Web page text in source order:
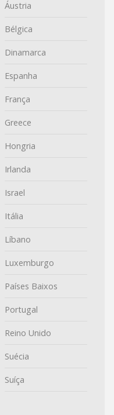
Áustria
Bélgica
Dinamarca
Espanha
França
Greece
Hongria
Irlanda
Israel
Itália
Líbano
Luxemburgo
Países Baixos
Portugal
Reino Unido
Suécia
Suíça